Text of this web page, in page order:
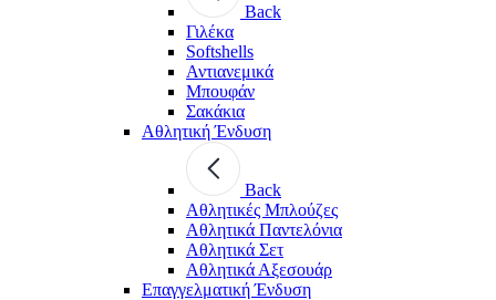
Back
Γιλέκα
Softshells
Αντιανεμικά
Μπουφάν
Σακάκια
Αθλητική Ένδυση
Back
Aθλητικές Μπλούζες
Αθλητικά Παντελόνια
Αθλητικά Σετ
Αθλητικά Αξεσουάρ
Επαγγελματική Ένδυση